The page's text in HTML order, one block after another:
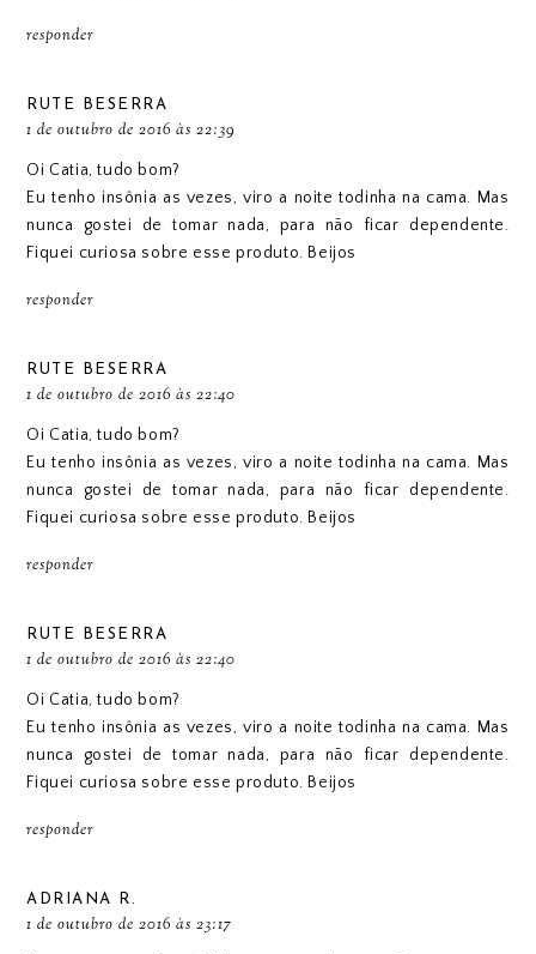
responder
RUTE BESERRA
1 de outubro de 2016 às 22:39
Oi Catia, tudo bom?
Eu tenho insônia as vezes, viro a noite todinha na cama. Mas
nunca gostei de tomar nada, para não ficar dependente.
Fiquei curiosa sobre esse produto. Beijos
responder
RUTE BESERRA
1 de outubro de 2016 às 22:40
Oi Catia, tudo bom?
Eu tenho insônia as vezes, viro a noite todinha na cama. Mas
nunca gostei de tomar nada, para não ficar dependente.
Fiquei curiosa sobre esse produto. Beijos
responder
RUTE BESERRA
1 de outubro de 2016 às 22:40
Oi Catia, tudo bom?
Eu tenho insônia as vezes, viro a noite todinha na cama. Mas
nunca gostei de tomar nada, para não ficar dependente.
Fiquei curiosa sobre esse produto. Beijos
responder
ADRIANA R.
1 de outubro de 2016 às 23:17